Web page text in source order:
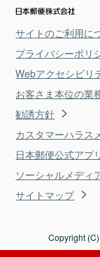
サイトのご利用に
プライバシーポリ
Webアクセシビリ
お客さま本位の業
勧誘方針
カスタマーハラス
日本郵便公式アプ
ソーシャルメディ
サイトマップ
Copyright